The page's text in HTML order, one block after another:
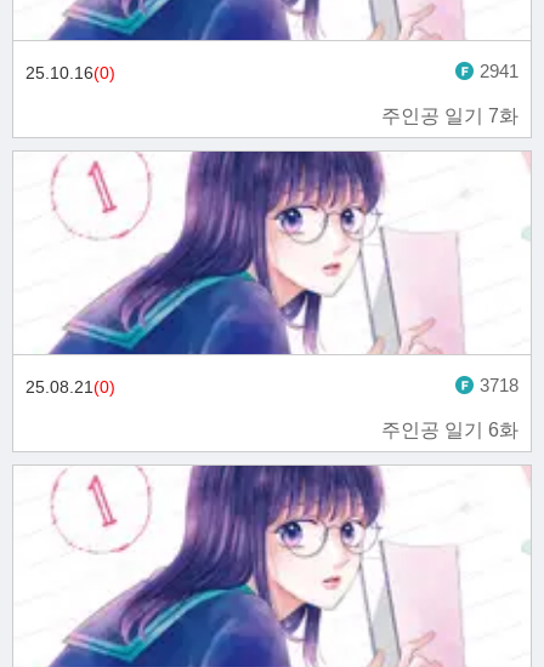
주인공 일기 7화
25.10.16(0) 2941
주인공 일기 6화
25.08.21(0) 3718